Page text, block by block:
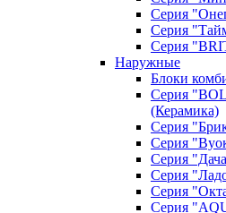
Серия
Серия
Серия
Наружные
Блоки
Серия
(Керамика)
Серия
Серия
Серия
Серия
Серия
Серия